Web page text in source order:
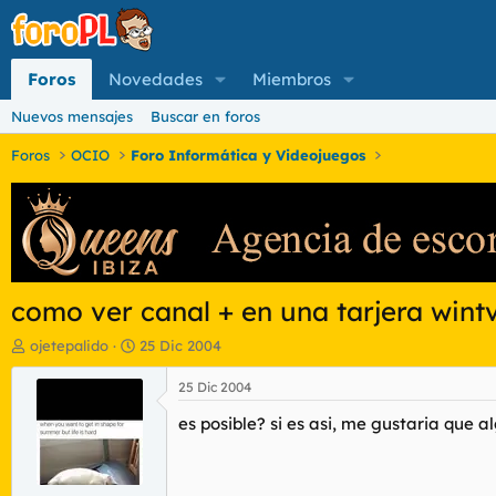
Foros Novedades Miembros
Nuevos mensajes Buscar en foros
Foros OCIO Foro Informática y Videojuegos
como ver canal + en una tarjera
I
n
ojetepalido
F
e
c
a
d
i
25 Dic 2004
25 Dic 2004
es posible? si es asi, me gustaria que